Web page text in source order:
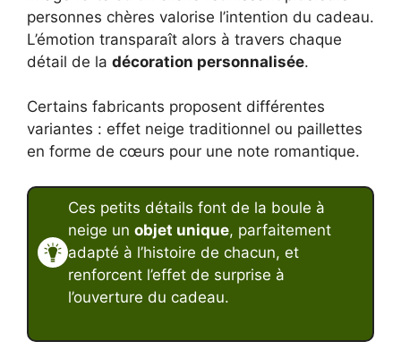
personnes chères valorise l’intention du cadeau.
L’émotion transparaît alors à travers chaque
détail de la décoration personnalisée.
Certains fabricants proposent différentes
variantes : effet neige traditionnel ou paillettes
en forme de cœurs pour une note romantique.
Ces petits détails font de la boule à
neige un objet unique, parfaitement
adapté à l’histoire de chacun, et
renforcent l’effet de surprise à
l’ouverture du cadeau.